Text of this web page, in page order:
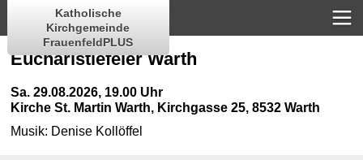
Katholische
Kirchgemeinde
FrauenfeldPLUS
Eucharistiefeier Warth
Sa. 29.08.2026, 19.00 Uhr
Kirche St. Martin Warth, Kirchgasse 25, 8532 Warth
Musik: Denise Kollöffel